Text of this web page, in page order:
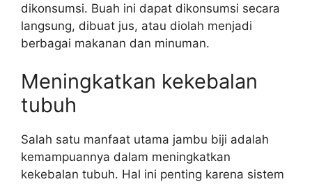
dikonsumsi. Buah ini dapat dikonsumsi secara
langsung, dibuat jus, atau diolah menjadi
berbagai makanan dan minuman.
Meningkatkan kekebalan
tubuh
Salah satu manfaat utama jambu biji adalah
kemampuannya dalam meningkatkan
kekebalan tubuh. Hal ini penting karena sistem